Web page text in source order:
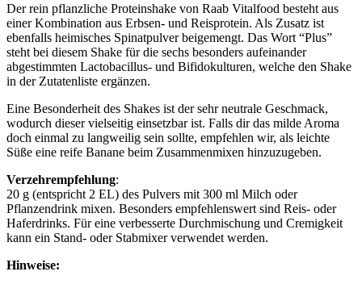
Der rein pflanzliche Proteinshake von Raab Vitalfood besteht aus
einer Kombination aus Erbsen- und Reisprotein. Als Zusatz ist
ebenfalls heimisches Spinatpulver beigemengt. Das Wort “Plus”
steht bei diesem Shake für die sechs besonders aufeinander
abgestimmten Lactobacillus- und Bifidokulturen, welche den Shake
in der Zutatenliste ergänzen.
Eine Besonderheit des Shakes ist der sehr neutrale Geschmack,
wodurch dieser vielseitig einsetzbar ist. Falls dir das milde Aroma
doch einmal zu langweilig sein sollte, empfehlen wir, als leichte
Süße eine reife Banane beim Zusammenmixen hinzuzugeben.
Verzehrempfehlung:
20 g (entspricht 2 EL) des Pulvers mit 300 ml Milch oder
Pflanzendrink mixen. Besonders empfehlenswert sind Reis- oder
Haferdrinks. Für eine verbesserte Durchmischung und Cremigkeit
kann ein Stand- oder Stabmixer verwendet werden.
Hinweise: